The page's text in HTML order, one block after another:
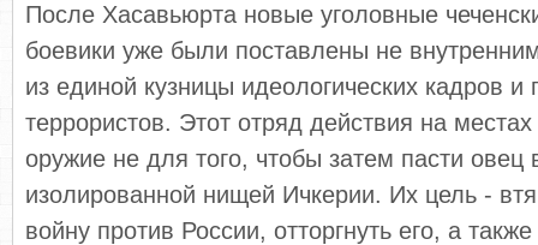
После Хасавьюрта новые уголовные
боевики уже были поставлены не
из единой кузницы идеологических кадров
террористов. Этот отряд действия на
оружие не для того, чтобы затем пасти овец
изолированной нищей Ичкерии. Их цель -
войну против России, отторгнуть его, а